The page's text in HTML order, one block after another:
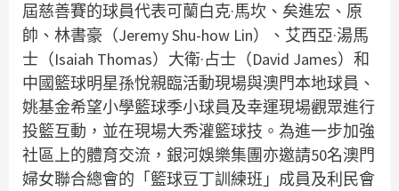
屆慈善賽的球員代表可蘭白克·馬坎、矣進宏、原
帥、林書豪（Jeremy Shu-how Lin）、艾西亞·湯馬
士（Isaiah Thomas）大衛·占士（David James）和
中國籃球明星孫悅親臨活動現場與澳門本地球員、
姚基金希望小學籃球季小球員及幸運現場觀眾進行
投籃互動，並在現場大秀灌籃球技。為進一步加強
社區上的體育交流，銀河娛樂集團亦邀請50名澳門
婦女聯合總會的「籃球豆丁訓練班」成員及利民會